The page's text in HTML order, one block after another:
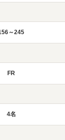
～245
FR
4名